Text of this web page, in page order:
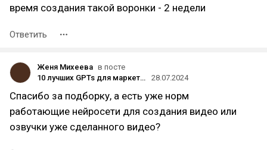
время создания такой воронки - 2 недели
Ответить
Женя Михеева в посте
10 лучших GPTs для маркетолога. Описание и ссылки на чат-боты
28.07.2024
Спасибо за подборку, а есть уже норм
работающие нейросети для создания видео или
озвучки уже сделанного видео?